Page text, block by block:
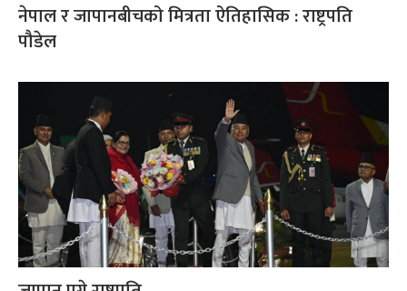
नेपाल र जापानबीचको मित्रता ऐतिहासिक : राष्ट्रपति
पौडेल